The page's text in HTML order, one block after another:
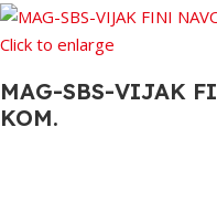
Click to enlarge
MAG-SBS-VIJAK
KOM.